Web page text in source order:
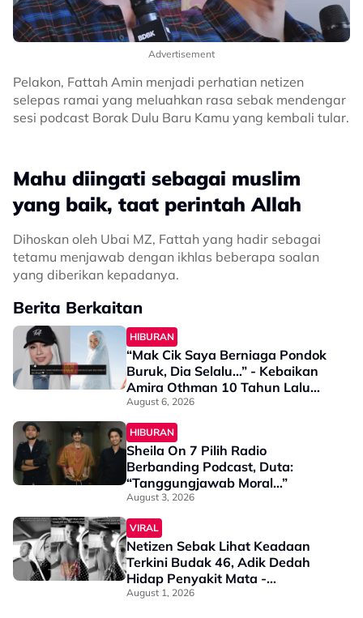
Advertisement
Pelakon, Fattah Amin menjadi perhatian netizen
selepas ramai yang meluahkan rasa sebak mendengar
sesi podcast Borak Dulu Baru Kamu yang kembali tular.
Mahu diingati sebagai muslim
yang baik, taat perintah Allah
Dihoskan oleh Ubai MZ, Fattah yang hadir sebagai
tetamu menjawab dengan ikhlas beberapa soalan
yang diberikan kepadanya.
Berita Berkaitan
HIBURAN
“Mak Cik Saya Berniaga Pondok
Buruk, Dia Selalu…” - Kebaikan
Amira Othman 10 Tahun Lalu
Jadi Bualan Wargamaya
August 6, 2026
HIBURAN
Sheila On 7 Pilih Radio
Berbanding Podcast, Duta:
“Tanggungjawab Moral…”
August 3, 2026
VIRAL
Netizen Sebak Lihat Keadaan
Terkini Budak 46, Adik Dedah
Hidap Penyakit Mata -
“Penglihatan Dia Memang Slowly
August 1, 2026